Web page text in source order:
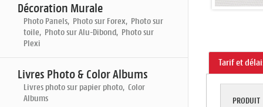
Décoration Murale
Photo Panels, Photo sur Forex, Photo sur
toile, Photo sur Alu-Dibond, Photo sur
Plexi
Livres Photo & Color Albums
Livres photo sur papier photo, Color
Albums
Tarif et
PRODUIT